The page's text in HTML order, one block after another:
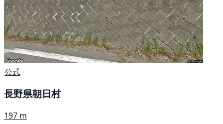
公式
長野県朝日村
197 m